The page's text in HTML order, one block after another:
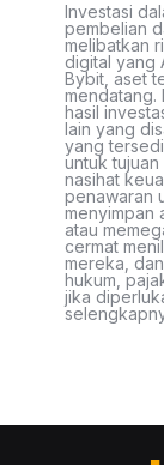
Investasi
pembelian
melibatkan
digital yang
Bybit, aset
mendatang.
hasil
lain yang
yang
untuk
nasihat
penawaran
menyimpan
atau
cermat
mereka,
hukum,
jika